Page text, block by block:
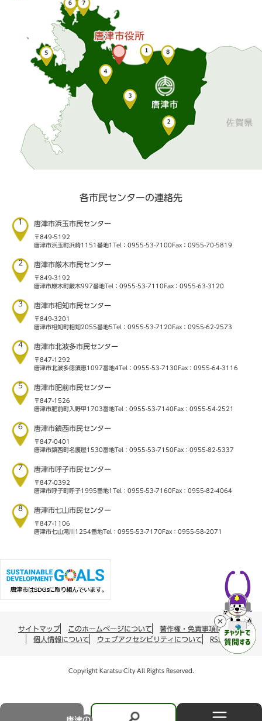
各市民センターの連絡先
1 唐津市浜玉市民センター
〒849-5192
唐津市浜玉町浜崎1151番地1 Tel：0955-53-7100 Fax：0955-70-5819
2 唐津市厳木市民センター
〒849-3192
唐津市厳木町厳木997番地Tel：0955-53-7110 Fax：0955-63-3120
3 唐津市相知市民センター
〒849-3201
唐津市相知町相知2055番地5Tel：0955-53-7120 Fax：0955-62-2573
4 唐津市北波多市民センター
〒847-1292
唐津市北波多徳須恵1097番地4Tel：0955-53-7130 Fax：0955-64-3116
5 唐津市肥前市民センター
〒847-1526
唐津市肥前町入野甲1703番地Tel：0955-53-7140 Fax：0955-54-2521
6 唐津市鎮西市民センター
〒847-0401
唐津市鎮西町名護屋1530番地Tel：0955-53-7150 Fax：0955-82-5337
7 唐津市呼子市民センター
〒847-0392
唐津市呼子町呼子1995番地1 Tel：0955-53-7160 Fax：0955-82-4064
8 唐津市七山市民センター
〒847-1106
唐津市七山滝川1254番地Tel：0955-53-7170 Fax：0955-58-2071
サイトマップ このホームページについて
著作権・免責事項について
個人情報について
ウェブアクセシビリティについて RSS配信
Copyright Karatsu City All Rights Reserved.